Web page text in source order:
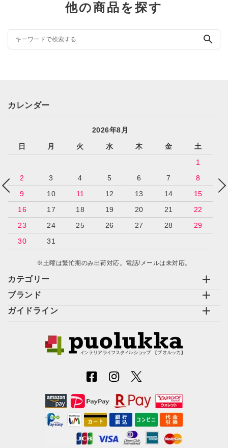
他の商品を探す
search
カテゴリー
ブランド
ガイドライン
カレンダー
2026年8月
日
月 火 水 木 金
土
1
2
3 4 5 6 7
8
9
10 11 12 13 14
15
16
17 18 19 20 21
22
23
24 25 26 27 28
29
30
31
※土曜は繁忙期のみ出荷対応。電話/メールは未対応。